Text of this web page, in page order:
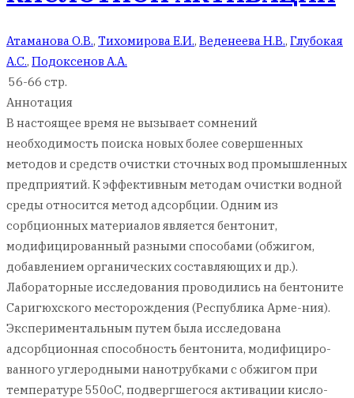
Атаманова О.В., Тихомирова Е.И., Веденеева Н.В., Глубокая
А.С., Подоксенов А.А.
56-66 стр.
Аннотация
В настоящее время не вызывает сомнений
необходимость поиска новых более совершенных
методов и средств очистки сточных вод промышленных
предприятий. К эффективным методам очистки водной
среды относится метод адсорбции. Одним из
сорбционных материалов является бентонит,
модифицированный разными способами (обжигом,
добавлением органических составляющих и др.).
Лабораторные исследования проводились на бентоните
Саригюхского месторождения (Республика Арме-ния).
Экспериментальным путем была исследована
адсорбционная способность бентонита, модифициро-
ванного углеродными нанотрубками с обжигом при
температуре 550оС, подвергшегося активации кисло-